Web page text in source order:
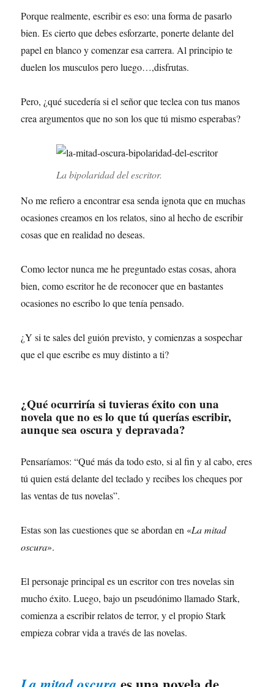
Porque realmente, escribir es eso: una forma de pasarlo
bien. Es cierto que debes esforzarte, ponerte delante del
papel en blanco y comenzar esa carrera. Al principio te
duelen los musculos pero luego…,disfrutas.
Pero, ¿qué sucedería si el señor que teclea con tus manos
crea argumentos que no son los que tú mismo esperabas?
La bipolaridad del escritor.
No me refiero a encontrar esa senda ignota que en muchas
ocasiones creamos en los relatos, sino al hecho de escribir
cosas que en realidad no deseas.
Como lector nunca me he preguntado estas cosas, ahora
bien, como escritor he de reconocer que en bastantes
ocasiones no escribo lo que tenía pensado.
¿Y si te sales del guión previsto, y comienzas a sospechar
que el que escribe es muy distinto a ti?
¿Qué ocurriría si tuvieras éxito con una
novela que no es lo que tú querías escribir,
aunque sea oscura y depravada?
Pensaríamos: “Qué más da todo esto, si al fin y al cabo, eres
tú quien está delante del teclado y recibes los cheques por
las ventas de tus novelas”.
Estas son las cuestiones que se abordan en «La mitad
oscura».
El personaje principal es un escritor con tres novelas sin
mucho éxito. Luego, bajo un pseudónimo llamado Stark,
comienza a escribir relatos de terror, y el propio Stark
empieza cobrar vida a través de las novelas.